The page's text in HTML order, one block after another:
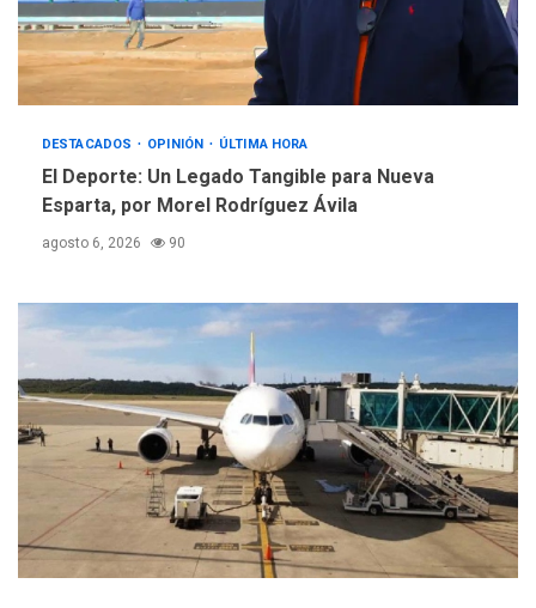
5
REGIONALES ÚLTIMA HORA
Instituciones estadales se
Escuelas Abiertas 2026
DESTACADOS OPINIÓN ÚLTIMA HORA
El Deporte: Un Legado Tangible para Nueva
Esparta, por Morel Rodríguez Ávila
agosto 6, 2026 90